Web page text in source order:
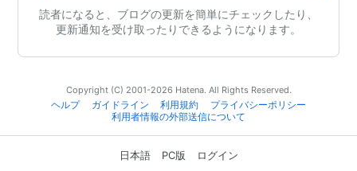
読者になると、ブログの更新を簡単にチェックしたり、
更新通知を受け取ったりできるようになります。
Copyright (C) 2001-2026 Hatena. All Rights Reserved.
ヘルプ
ガイドライン 利用規約
プライバシーポリシー
利用者情報の外部送信について
日本語 PC版 ログイン